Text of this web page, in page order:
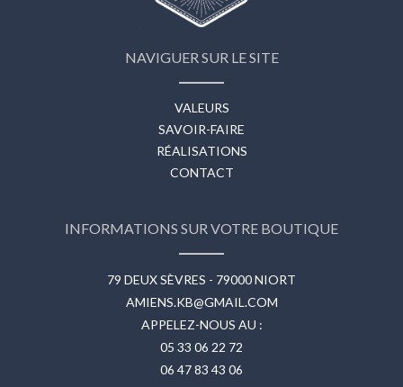
NAVIGUER SUR LE SITE
VALEURS
SAVOIR-FAIRE
RÉALISATIONS
CONTACT
INFORMATIONS SUR VOTRE BOUTIQUE
79 DEUX SÈVRES - 79000 NIORT
AMIENS.KB@GMAIL.COM
APPELEZ-NOUS AU :
05 33 06 22 72
06 47 83 43 06